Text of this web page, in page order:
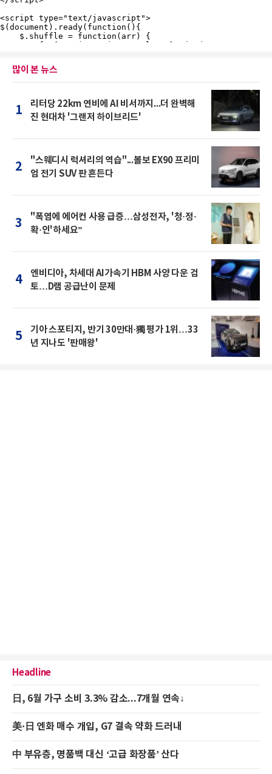
많이 본 뉴스
1
리터당 22km 연비에 AI 비서까지...더 완벽해
진 현대차 '그랜저 하이브리드'
2
"스웨디시 럭셔리의 역습"...볼보 EX90 프리미
엄 전기 SUV 판 흔든다
3
"폭염에 에어컨 사용 급증…삼성전자, '청·정·
확·인'하세요”
4
엔비디아, 차세대 AI가속기 HBM 사양 다운 검
토…D램 공급난이 문제
5
기아 스포티지, 반기 30만대·獨 평가 1위…33
년 지나도 '판매왕'
Headline
日, 6월 가구 소비 3.3% 감소...7개월 연속↓
美·日 엔화 매수 개입, G7 결속 약화 드러내
中 부유층, 명품백 대신 ‘고급 화장품’ 산다